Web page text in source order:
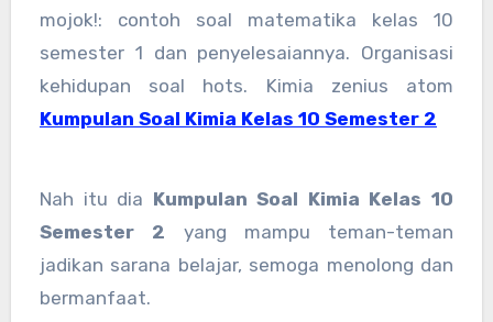
mojok!: contoh soal matematika kelas 10
semester 1 dan penyelesaiannya. Organisasi
kehidupan soal hots. Kimia zenius atom
Kumpulan Soal Kimia Kelas 10 Semester 2
Nah itu dia Kumpulan Soal Kimia Kelas 10
Semester 2 yang mampu teman-teman
jadikan sarana belajar, semoga menolong dan
bermanfaat.